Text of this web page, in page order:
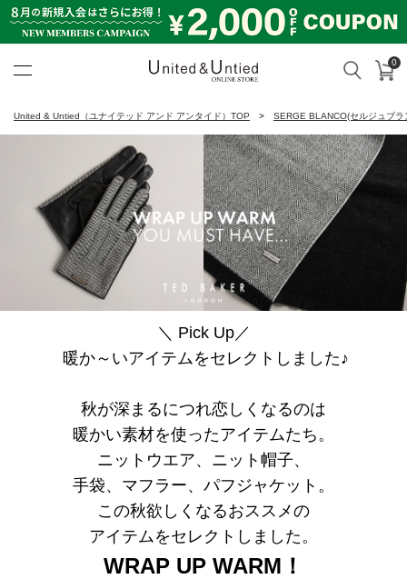
検索 カ
0
United & Untied（ユナイテッド アンド アンタイド）TOP SERGE BLANCO(セルジュブ
＼ Pick Up／
暖か～いアイテムをセレクトしました♪
秋が深まるにつれ恋しくなるのは
暖かい素材を使ったアイテムたち。
ニットウエア、ニット帽子、
手袋、マフラー、パフジャケット。
この秋欲しくなるおススメの
アイテムをセレクトしました。
WRAP UP WARM！